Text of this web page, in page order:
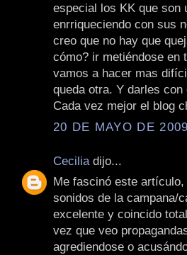
especial los KK que son
enrriqueciendo con sus
creo que no hay que
cómo? ir metiéndose en
vamos a hacer mas
queda otra. Y darles
Cada vez mejor el blog
20 DE MAYO DE
Cecilia dijo...
Me fascinó este
sonidos de la campana/
excelente y coincido
vez que veo
agrediendose o